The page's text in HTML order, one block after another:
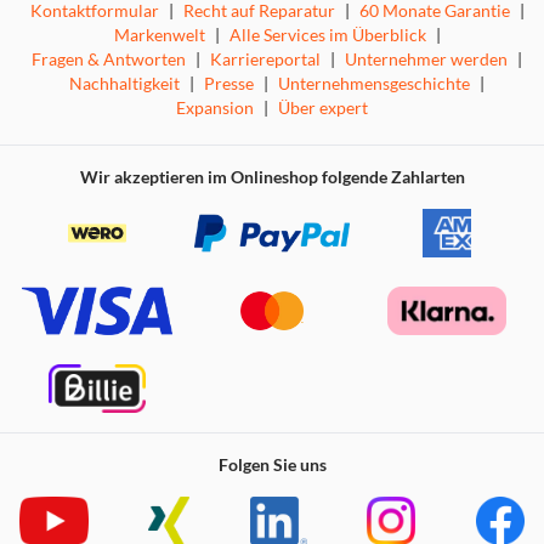
5-Mikrofon-Technologie. Klarere Gespräche,
selbst an lauten Orten
Wenn Sie telefonieren, werden spezielle Mikrofone und
ein Algorithmus zur Rauschunterdrückung kombiniert, um
Ihre Stimme klar zu erfassen und Hintergrundgeräusche
auf einer belebten Straße in der Stadt unterwegs sind,
wird Ihre Stimme deutlich übertragen und die Person, mit
Sie herum vorgeht.
Bis zu 70 Stunden Spielzeit (50 mit Noise
Cancelling)
Kontaktformular | Recht auf Reparatur | 60 Monate Garantie |
Markenwelt | Alle Services im Überblick |
Fragen & Antworten | Karriereportal | Unternehmer werden |
Nachhaltigkeit | Presse | Unternehmensgeschichte |
Expansion | Über expert
Wir akzeptieren im Onlineshop folgende Zahlarten
Folgen Sie uns